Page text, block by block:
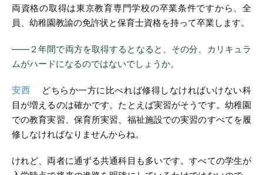
両資格の取得は東京教育専門学校の卒業条件ですから、全
員、幼稚園教諭の免許状と保育士資格を持って卒業します。
――２年間で両方を取得するとなると、その分、カリキュラ
ムがハードになるのではないでしょうか。
安西 どちらか一方に比べれば修得しなければいけない科
目が増えるのは確かです。たとえば実習がそうです。幼稚園
での教育実習、保育所実習、福祉施設での実習のすべてを履
修しなければなりませんからね。
けれど、両者に通ずる共通科目も多いです。すべての学生が